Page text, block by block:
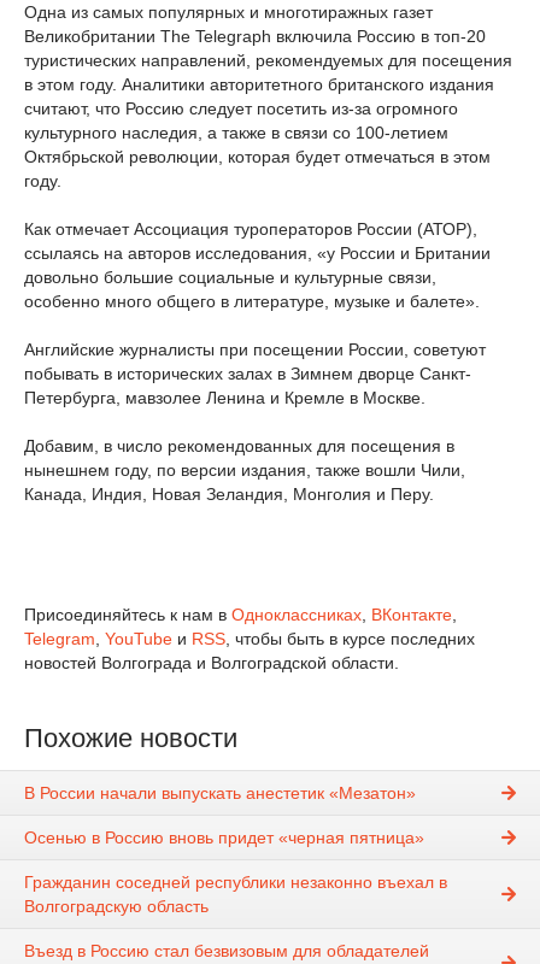
Одна из самых популярных и многотиражных газет
Великобритании The Telegraph включила Россию в топ-20
туристических направлений, рекомендуемых для посещения
в этом году. Аналитики авторитетного британского издания
считают, что Россию следует посетить из-за огромного
культурного наследия, а также в связи со 100-летием
Октябрьской революции, которая будет отмечаться в этом
году.
Как отмечает Ассоциация туроператоров России (АТОР),
ссылаясь на авторов исследования, «у России и Британии
довольно большие социальные и культурные связи,
особенно много общего в литературе, музыке и балете».
Английские журналисты при посещении России, советуют
побывать в исторических залах в Зимнем дворце Санкт-
Петербурга, мавзолее Ленина и Кремле в Москве.
Добавим, в число рекомендованных для посещения в
нынешнем году, по версии издания, также вошли Чили,
Канада, Индия, Новая Зеландия, Монголия и Перу.
Присоединяйтесь к нам в Одноклассниках ВКонтакте
Telegram YouTube и RSS , чтобы быть в курсе последних
новостей Волгограда и Волгоградской области.
Похожие новости
В России начали выпускать анестетик «Мезатон»
Осенью в Россию вновь придет «черная пятница»
Гражданин соседней республики незаконно въехал в
Волгоградскую область
Въезд в Россию стал безвизовым для обладателей